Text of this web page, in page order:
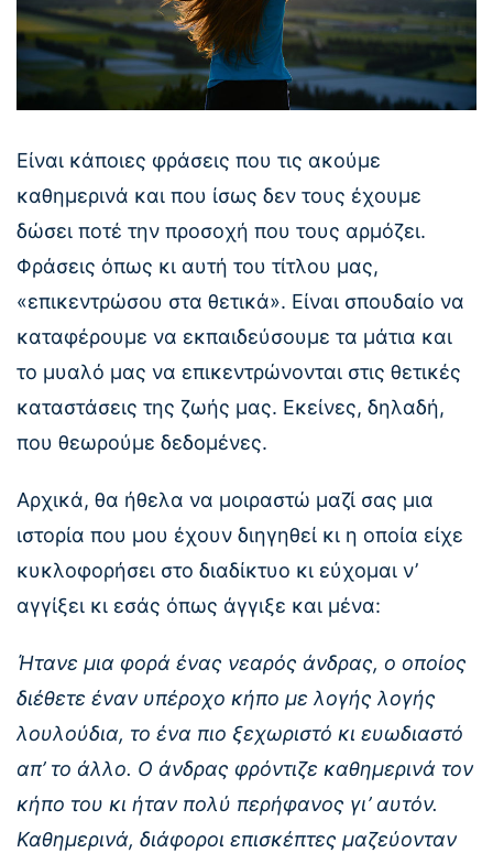
Είναι κάποιες φράσεις που τις ακούμε
καθημερινά και που ίσως δεν τους έχουμε
δώσει ποτέ την προσοχή που τους αρμόζει.
Φράσεις όπως κι αυτή του τίτλου μας,
«επικεντρώσου στα θετικά». Είναι σπουδαίο να
καταφέρουμε να εκπαιδεύσουμε τα μάτια και
το μυαλό μας να επικεντρώνονται στις θετικές
καταστάσεις της ζωής μας. Εκείνες, δηλαδή,
που θεωρούμε δεδομένες.
Αρχικά, θα ήθελα να μοιραστώ μαζί σας μια
ιστορία που μου έχουν διηγηθεί κι η οποία είχε
κυκλοφορήσει στο διαδίκτυο κι εύχομαι ν’
αγγίξει κι εσάς όπως άγγιξε και μένα:
Ήτανε μια φορά ένας νεαρός άνδρας, ο οποίος
διέθετε έναν υπέροχο κήπο με λογής λογής
λουλούδια, το ένα πιο ξεχωριστό κι ευωδιαστό
απ’ το άλλο. Ο άνδρας φρόντιζε καθημερινά τον
κήπο του κι ήταν πολύ περήφανος γι’ αυτόν.
Καθημερινά, διάφοροι επισκέπτες μαζεύονταν